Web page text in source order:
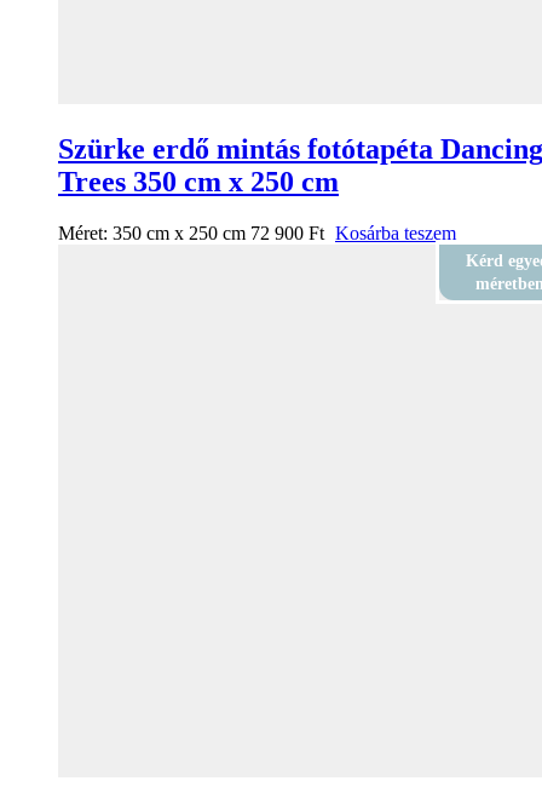
Szürke erdő mintás fotótapéta Dancing
Trees 350 cm x 250 cm
Méret: 350 cm x 250 cm 72 900 Ft Kosárba teszem
Kérd